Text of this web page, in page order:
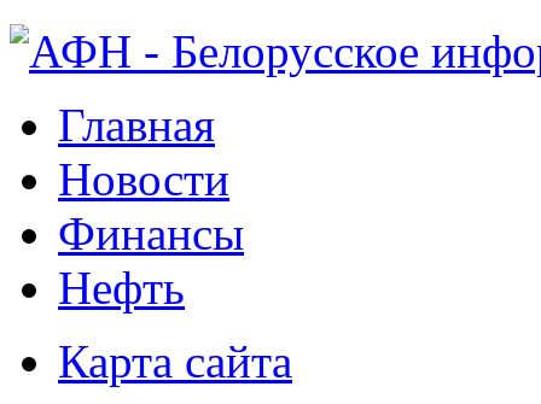
Главная
Новости
Финансы
Нефть
Карта сайта